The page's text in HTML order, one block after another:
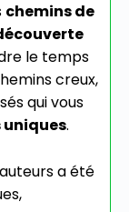
chemins de
le temps
creux,
qui vous
.
a été